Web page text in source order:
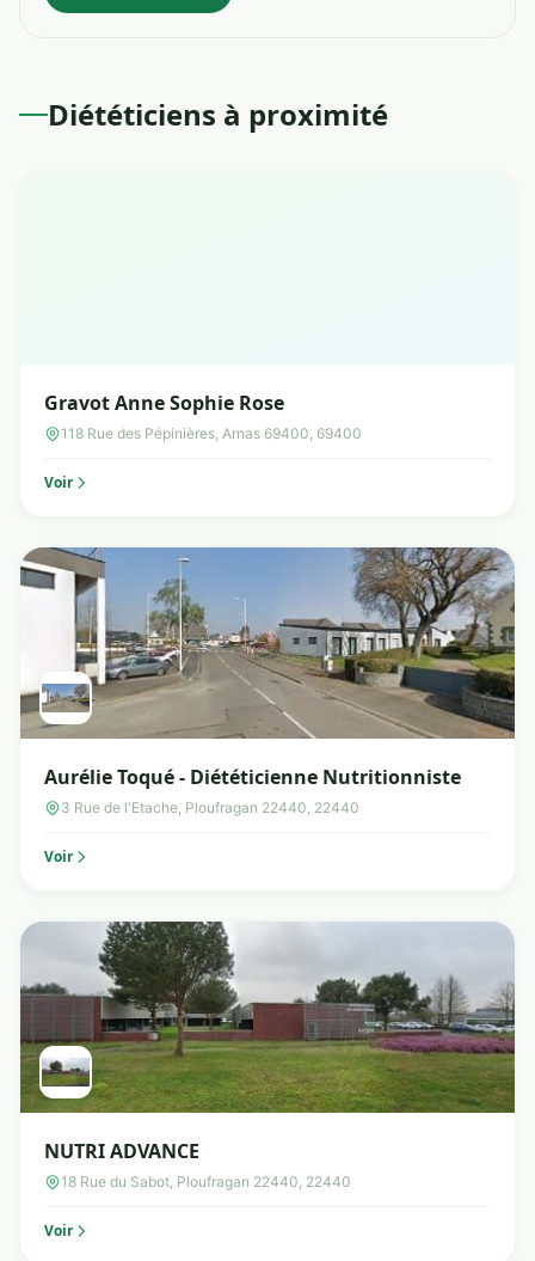
Diététiciens à proximité
Gravot Anne Sophie Rose
118 Rue des Pépinières, Arnas 69400, 69400
Voir
Aurélie Toqué - Diététicienne Nutritionniste
3 Rue de l'Etache, Ploufragan 22440, 22440
Voir
NUTRI ADVANCE
18 Rue du Sabot, Ploufragan 22440, 22440
Voir